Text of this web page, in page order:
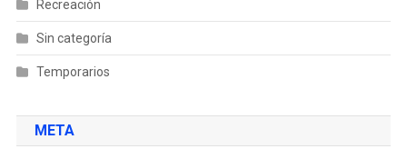
Recreación
Sin categoría
Temporarios
META